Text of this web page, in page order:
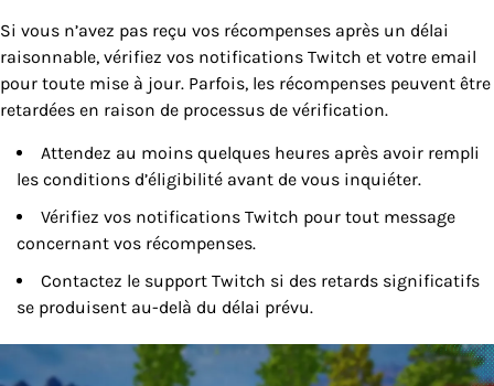
Si vous n’avez pas reçu vos récompenses après un délai
raisonnable, vérifiez vos notifications Twitch et votre email
pour toute mise à jour. Parfois, les récompenses peuvent être
retardées en raison de processus de vérification.
Attendez au moins quelques heures après avoir rempli
les conditions d’éligibilité avant de vous inquiéter.
Vérifiez vos notifications Twitch pour tout message
concernant vos récompenses.
Contactez le support Twitch si des retards significatifs
se produisent au-delà du délai prévu.